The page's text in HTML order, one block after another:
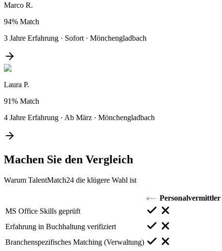
Marco R.
94% Match
3 Jahre Erfahrung · Sofort · Mönchengladbach
Laura P.
91% Match
4 Jahre Erfahrung · Ab März · Mönchengladbach
Machen Sie den Vergleich
Warum TalentMatch24 die klügere Wahl ist
Personalvermittler
MS Office Skills geprüft
Erfahrung in Buchhaltung verifiziert
Branchenspezifisches Matching (Verwaltung)